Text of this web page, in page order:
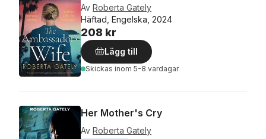
Av Roberta Gately
Häftad, Engelska, 2024
208 kr
Lägg till
Skickas inom 5-8 vardagar
Her Mother's Cry
Av Roberta Gately